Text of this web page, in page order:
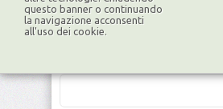
questo banner o continuando
la navigazione acconsenti
all'uso dei cookie.